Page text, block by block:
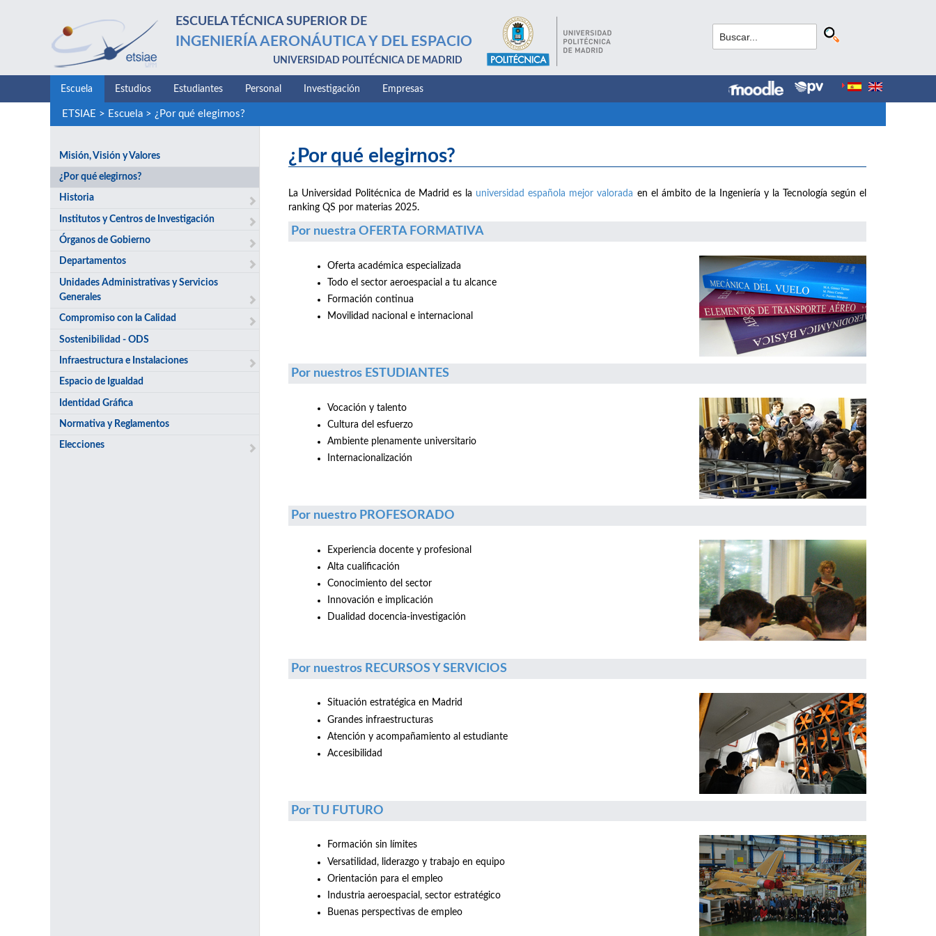
ESCUELA TÉCNICA SUPERIOR DE
INGENIERÍA AERONÁUTICA Y DEL ESPACIO
UNIVERSIDAD POLITÉCNICA DE MADRID
Escuela Estudios Estudiantes Personal Investigación Empresas
ETSIAE > Escuela> ¿Por qué elegirnos?
Misión, Visión y Valores
¿Por qué elegirnos?
Historia
Institutos y Centros de Investigación
Órganos de Gobierno
Departamentos
Unidades Administrativas y Servicios
Generales
Compromiso con la Calidad
Sostenibilidad - ODS
Infraestructura e Instalaciones
Espacio de Igualdad
Identidad Gráfica
Normativa y Reglamentos
Elecciones
¿Por qué elegirnos?
La Universidad Politécnica de Madrid es la universidad española mejor valorada en el ámbito de la Ingeniería y la Tecnología según el
ranking QS por materias 2025.
Por nuestra OFERTA FORMATIVA
Oferta académica especializada
Todo el sector aeroespacial a tu alcance
Formación continua
Movilidad nacional e internacional
Por nuestros ESTUDIANTES
Vocación y talento
Cultura del esfuerzo
Ambiente plenamente universitario
Internacionalización
Por nuestro PROFESORADO
Experiencia docente y profesional
Alta cualificación
Conocimiento del sector
Innovación e implicación
Dualidad docencia-investigación
Por nuestros RECURSOS Y SERVICIOS
Situación estratégica en Madrid
Grandes infraestructuras
Atención y acompañamiento al estudiante
Accesibilidad
Por TU FUTURO
Formación sin límites
Versatilidad, liderazgo y trabajo en equipo
Orientación para el empleo
Industria aeroespacial, sector estratégico
Buenas perspectivas de empleo